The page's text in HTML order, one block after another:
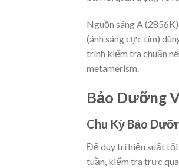
Nguồn sáng A
(ánh sáng cực tím)
trình kiểm tra chuẩn
metamerism.
Bảo Dưỡng
Chu Kỳ Bảo
Để duy trì hiệu suất
tuần, kiểm tra trực